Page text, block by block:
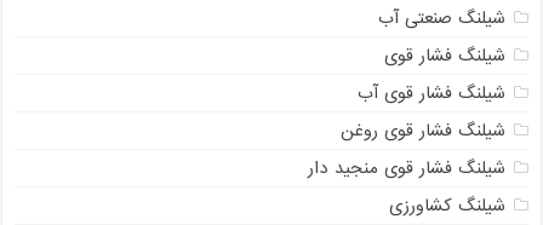
شیلنگ صنعتی آب
شیلنگ فشار قوی
شیلنگ فشار قوی آب
شیلنگ فشار قوی روغن
شیلنگ فشار قوی منجید دار
شیلنگ کشاورزی